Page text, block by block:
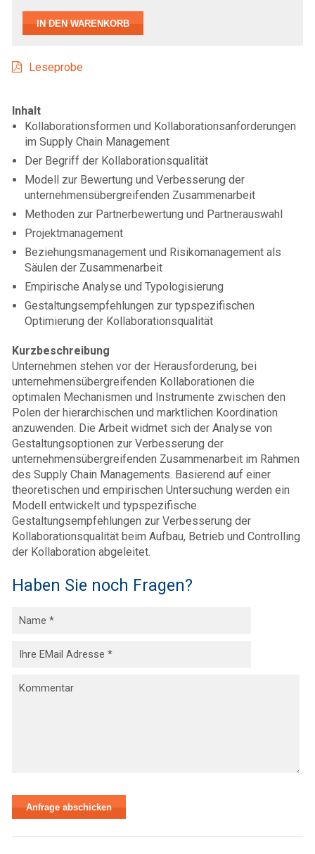
Leseprobe
Inhalt
Kollaborationsformen und Kollaborations­anforderungen
im Supply Chain Management
Der Begriff der Kollaborationsqualität
Modell zur Bewertung und Verbesserung der
unternehmensübergreifenden Zusammenarbeit
Methoden zur Partnerbewertung und Partnerauswahl
Projektmanagement
Beziehungsmanagement und Risikomanagement als
Säulen der Zusammenarbeit
Empirische Analyse und Typologisierung
Gestaltungsempfehlungen zur typspezifischen
Optimierung der Kollaborationsqualität
Kurzbeschreibung
Unternehmen stehen vor der Herausforderung, bei
unternehmensübergreifenden Kollaborationen die
optimalen Mechanismen und Instrumente zwischen den
Polen der hierarchischen und marktlichen Koordination
anzuwenden. Die Arbeit widmet sich der Analyse von
Gestaltungsoptionen zur Verbesserung der
unternehmensübergreifenden Zusammenarbeit im Rahmen
des Supply Chain Managements. Basierend auf einer
theoretischen und empirischen Untersuchung werden ein
Modell entwickelt und typspezifische
Gestaltungsempfehlungen zur Verbesserung der
Kollaborationsqualität beim Aufbau, Betrieb und Controlling
der Kollaboration abgeleitet.
Haben Sie noch Fragen?